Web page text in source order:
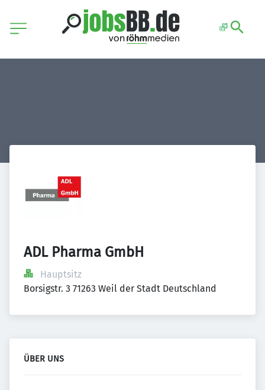
ADL Pharma GmbH
Hauptsitz
Borsigstr. 3 71263 Weil der Stadt Deutschland
ÜBER UNS